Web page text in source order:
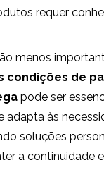
requer
menos
condições de
pode ser
adapta às
soluções
a continuidade